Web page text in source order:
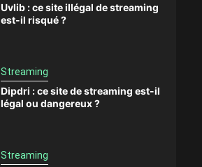
Uvlib : ce site illégal de streaming
est-il risqué ?
Streaming
Dipdri : ce site de streaming est-il
légal ou dangereux ?
Streaming